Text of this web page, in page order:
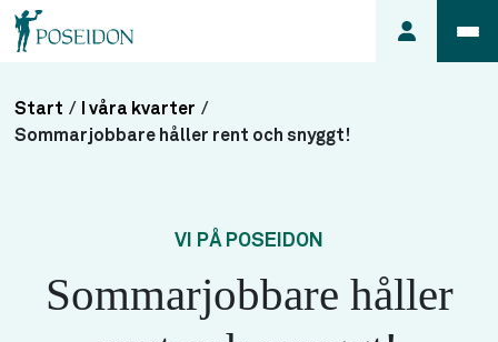
Anmäl ett
min
hyra
Start / I våra kvarter /
Sommarjobbare håller rent och snyggt!
VI PÅ POSEIDON
Sommarjobbare håller